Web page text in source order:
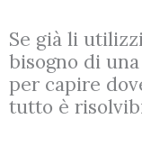
Se già li
bisogno di
per capire
tutto è